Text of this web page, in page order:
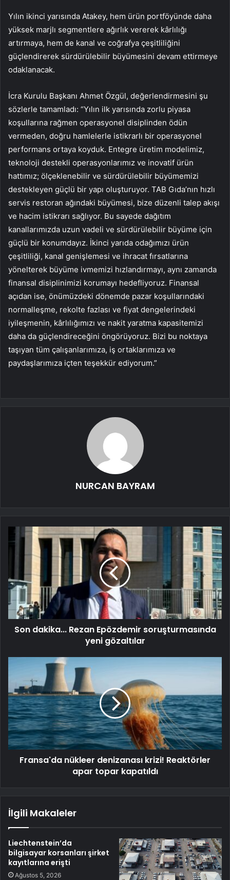
Yılın ikinci yarısında Atakey, hem ürün portföyünde daha
yüksek marjlı segmentlere ağırlık vererek kârlılığı
artırmaya, hem de kanal ve coğrafya çeşitliliğini
güçlendirerek sürdürülebilir büyümesini devam ettirmeye
odaklanacak.
İcra Kurulu Başkanı Ahmet Özgül, değerlendirmesini şu
sözlerle tamamladı: “Yılın ilk yarısında zorlu piyasa
koşullarına rağmen operasyonel disiplinden ödün
vermeden, doğru hamlelerle istikrarlı bir operasyonel
performans ortaya koyduk. Entegre üretim modelimiz,
teknoloji destekli operasyonlarımız ve inovatif ürün
hattımız; ölçeklenebilir ve sürdürülebilir büyümemizi
destekleyen güçlü bir yapı oluşturuyor. TAB Gıda’nın hızlı
servis restoran ağındaki büyümesi, bize düzenli talep akışı
ve hacim istikrarı sağlıyor. Bu sayede dağıtım
kanallarımızda uzun vadeli ve sürdürülebilir büyüme için
güçlü bir konumdayız. İkinci yarıda odağımızı ürün
çeşitliliği, kanal genişlemesi ve ihracat fırsatlarına
yönelterek büyüme ivmemizi hızlandırmayı, aynı zamanda
finansal disiplinimizi korumayı hedefliyoruz. Finansal
açıdan ise, önümüzdeki dönemde pazar koşullarındaki
normalleşme, rekolte fazlası ve fiyat dengelerindeki
iyileşmenin, kârlılığımızı ve nakit yaratma kapasitemizi
daha da güçlendireceğini öngörüyoruz. Bizi bu noktaya
taşıyan tüm çalışanlarımıza, iş ortaklarımıza ve
paydaşlarımıza içten teşekkür ediyorum.”
NURCAN BAYRAM
Son dakika... Rezan Epözdemir soruşturmasında
yeni gözaltılar
Fransa'da nükleer denizanası krizi! Reaktörler
apar topar kapatıldı
İlgili Makaleler
Liechtenstein’da
bilgisayar korsanları şirket
kayıtlarına erişti
Ağustos 5, 2026